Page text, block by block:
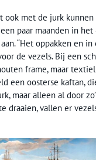
ook met de jurk kunnen
paar maanden in het
“Het oppakken en
de vezels. Bij een
frame, maar
een oosterse kaftan,
maar alleen al door
draaien, vallen er